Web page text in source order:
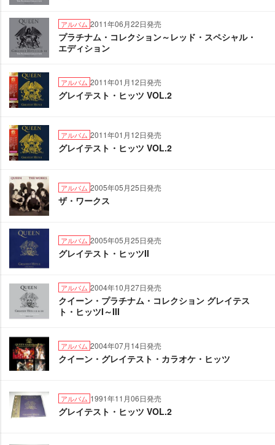
アルバム 2011年06月22日発売
プラチナム・コレクション～レッド・スペシャル・
エディション
アルバム 2011年01月12日発売
グレイテスト・ヒッツ VOL.2
アルバム 2011年01月12日発売
グレイテスト・ヒッツ VOL.2
アルバム 2005年05月25日発売
ザ・ワークス
アルバム 2005年05月25日発売
グレイテスト・ヒッツII
アルバム 2004年10月27日発売
クイーン・プラチナム・コレクション グレイテス
ト・ヒッツI～III
アルバム 2004年07月14日発売
クイーン・グレイテスト・カラオケ・ヒッツ
アルバム 1991年11月06日発売
グレイテスト・ヒッツ VOL.2